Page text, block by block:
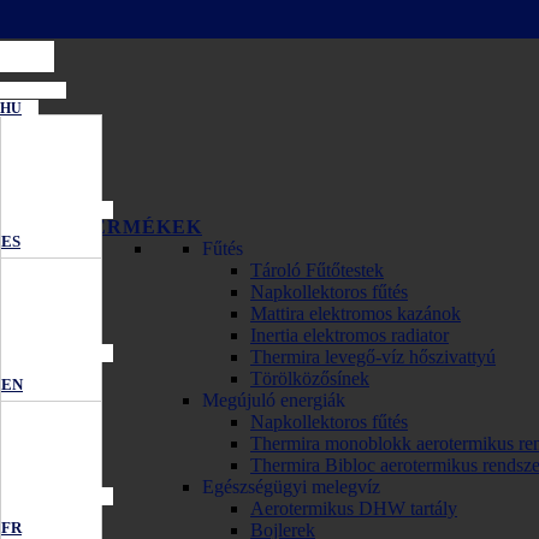
HU
ES
EN
FR
TERMÉKEK
Fűtés
Tároló Fűtőtestek
Napkollektoros fűtés
Mattira elektromos kazánok
Inertia elektromos radiator
Thermira levegő-víz hőszivattyú
Törölközősínek
Megújuló energiák
Napkollektoros fűtés
Thermira monoblokk aerotermikus
Thermira Bibloc aerotermikus
Egészségügyi melegvíz
Aerotermikus DHW tartály
Bojlerek